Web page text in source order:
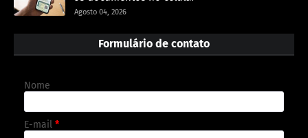
Agosto 04, 2026
Formulário de contato
Nome
E-mail *